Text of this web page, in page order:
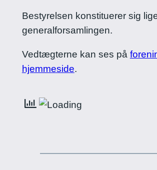
Bestyrelsen konstituerer sig
generalforsamlingen.
Vedtægterne kan ses på
hjemmeside.